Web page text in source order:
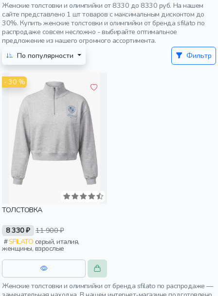
Женские толстовки и олимпийки от 8330 до 8330 руб. На нашем
сайте представлено 1 шт товаров с максимальным дисконтом до
30%. Купить женские толстовки и олимпийки от бренда sfilato по
распродаже совсем несложно - выбирайте оптимальное
предложение из нашего огромного ассортимента.
По популярности
Фильтр
- 30 %
ТОЛСТОВКА
8 330 ₽ 11 900 ₽
SFILATO
женщины, взрослые
Женские толстовки и олимпийки от бренда sfilato по распродаже —